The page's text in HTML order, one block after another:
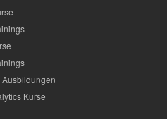
Kurse